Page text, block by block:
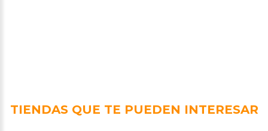
TIENDAS QUE TE PUEDEN INTERESAR